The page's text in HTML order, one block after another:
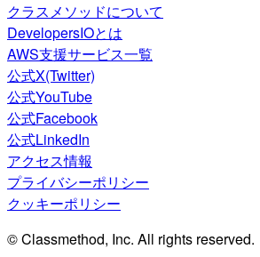
クラスメソッドについて
DevelopersIOとは
AWS支援サービス一覧
公式X(Twitter)
公式YouTube
公式Facebook
公式LinkedIn
アクセス情報
プライバシーポリシー
クッキーポリシー
© Classmethod, Inc. All rights reserved.